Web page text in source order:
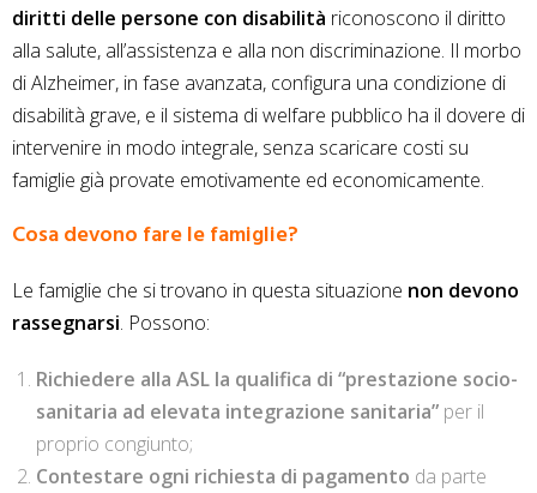
diritti delle persone con disabilità riconoscono il diritto
alla salute, all’assistenza e alla non discriminazione. Il morbo
di Alzheimer, in fase avanzata, configura una condizione di
disabilità grave, e il sistema di welfare pubblico ha il dovere di
intervenire in modo integrale, senza scaricare costi su
famiglie già provate emotivamente ed economicamente.
Cosa devono fare le famiglie?
Le famiglie che si trovano in questa situazione non devono
rassegnarsi. Possono:
Richiedere alla ASL la qualifica di “prestazione socio-
sanitaria ad elevata integrazione sanitaria” per il
proprio congiunto;
Contestare ogni richiesta di pagamento da parte